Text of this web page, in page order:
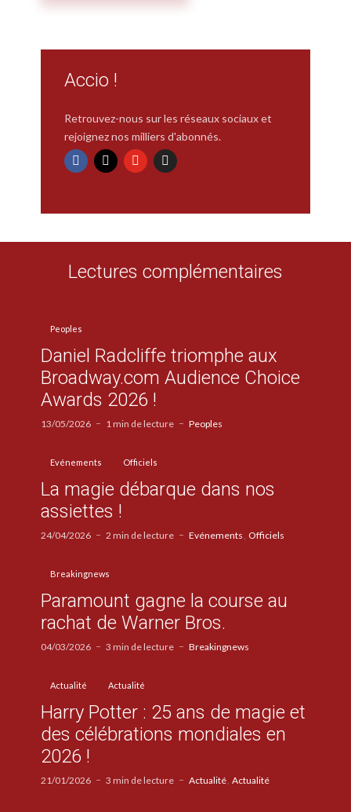
Accio !
Retrouvez-nous sur les réseaux sociaux et
rejoignez nos milliers d'abonnés.
Lectures complémentaires
Peoples
Daniel Radcliffe triomphe aux
Broadway.com Audience Choice
Awards 2026 !
13/05/2026 1 min de lecture Peoples
Evénements Officiels
La magie débarque dans nos
assiettes !
24/04/2026 2 min de lecture Evénements Officiels
Breakingnews
Paramount gagne la course au
rachat de Warner Bros.
04/03/2026 3 min de lecture Breakingnews
Actualité Actualité
Harry Potter : 25 ans de magie et
des célébrations mondiales en
2026 !
21/01/2026 3 min de lecture Actualité Actualité